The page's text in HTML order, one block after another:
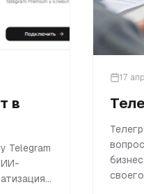
в
Telegram
ИИ-
17